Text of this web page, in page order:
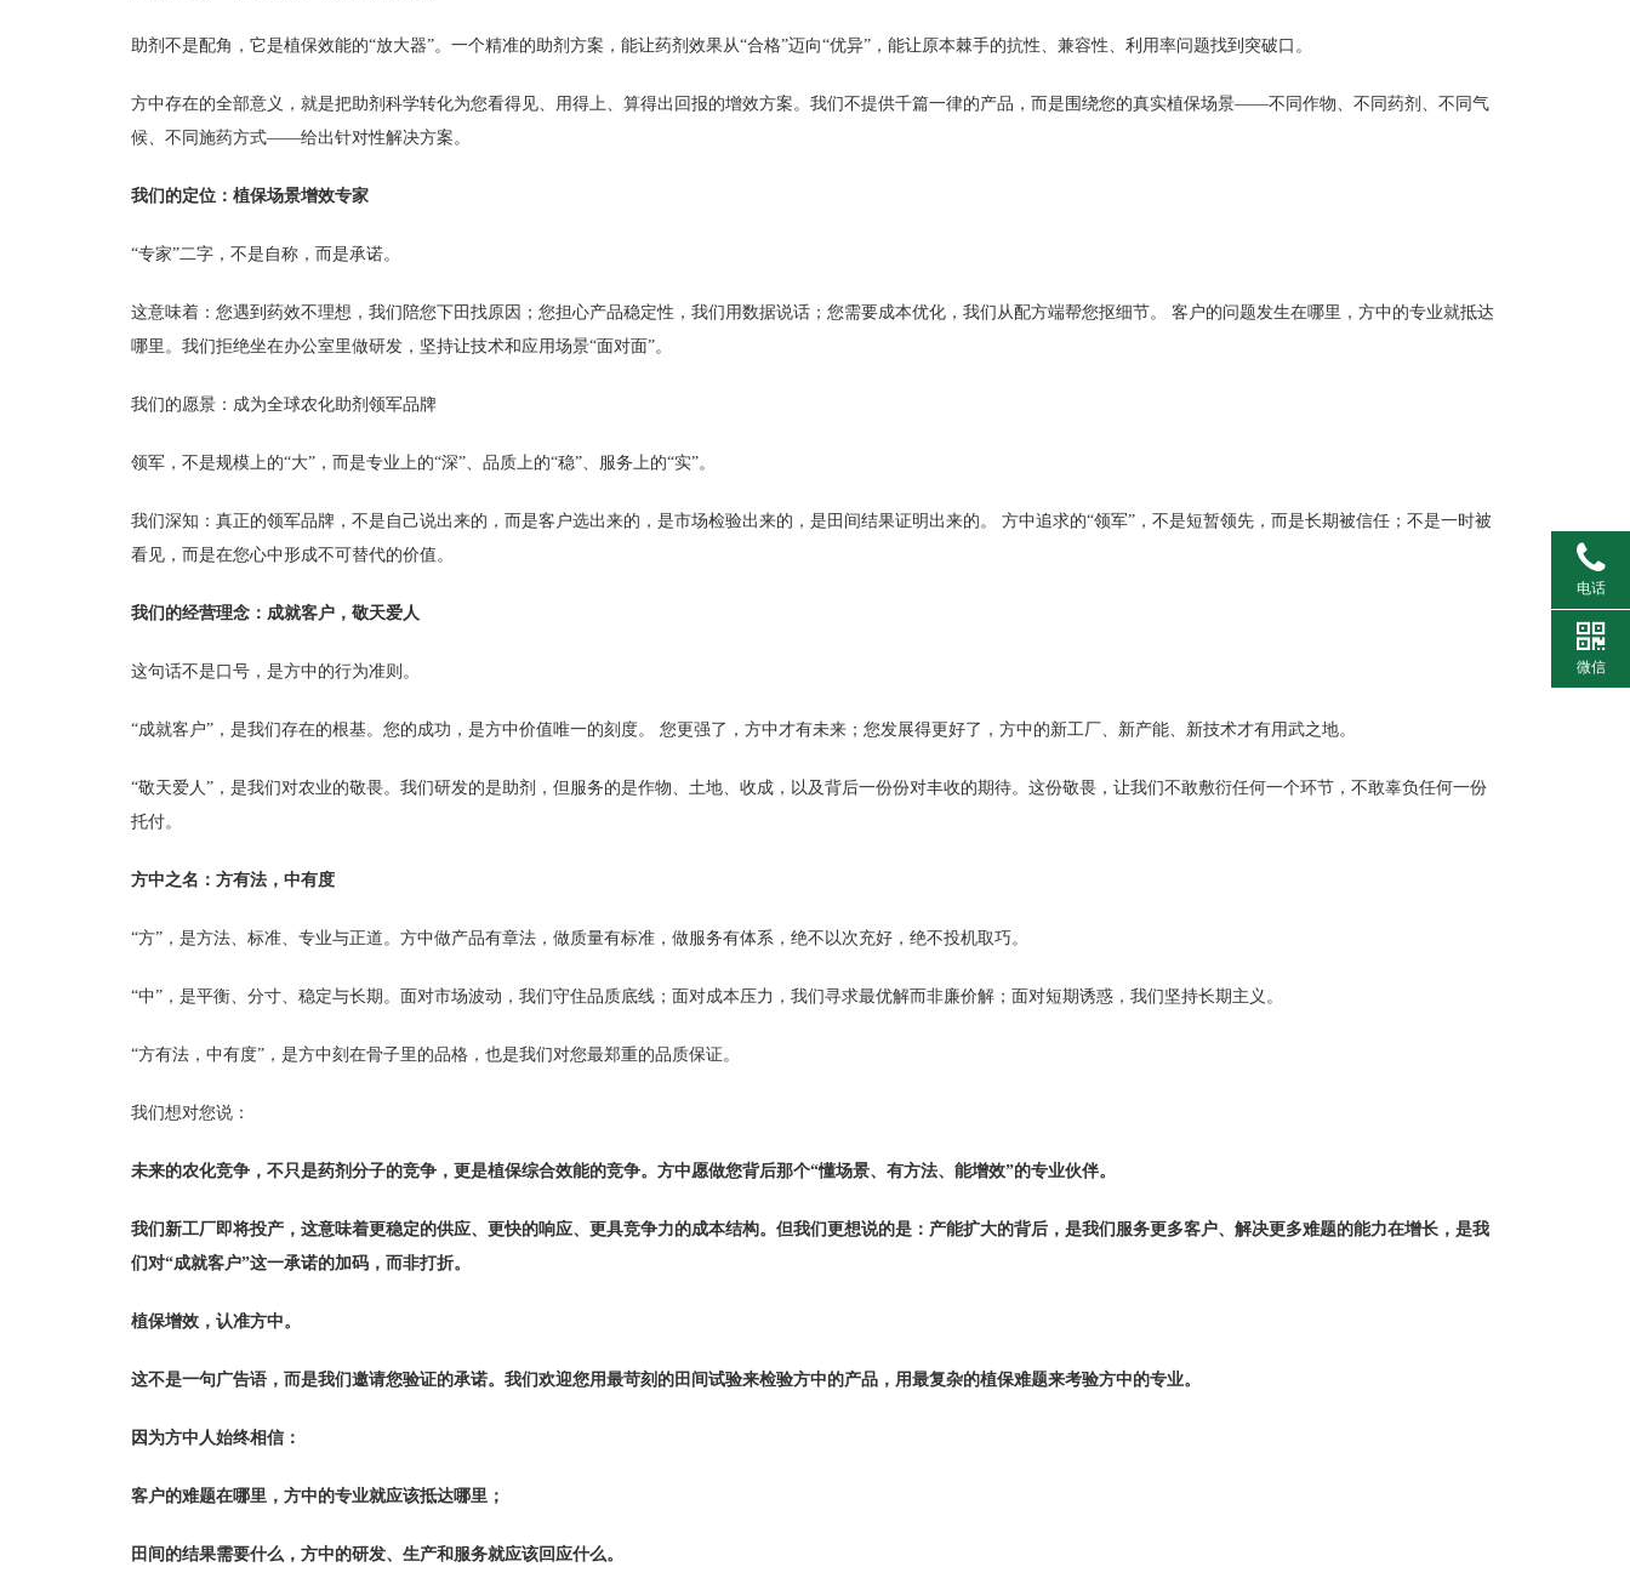
助剂不是配角，它是植保效能的“放大器”。一个精准的助剂方案，能让药剂效果从“合格”迈向“优异”，能让原本棘手的抗性、兼容性、利用率问题找到突破口。
方中存在的全部意义，就是把助剂科学转化为您看得见、用得上、算得出回报的增效方案。我们不提供千篇一律的产品，而是围绕您的真实植保场景——不同作物、不同药剂、不同气
候、不同施药方式——给出针对性解决方案。
我们的定位：植保场景增效专家
“专家”二字，不是自称，而是承诺。
这意味着：您遇到药效不理想，我们陪您下田找原因；您担心产品稳定性，我们用数据说话；您需要成本优化，我们从配方端帮您抠细节。 客户的问题发生在哪里，方中的专业就抵达
哪里。我们拒绝坐在办公室里做研发，坚持让技术和应用场景“面对面”。
我们的愿景：成为全球农化助剂领军品牌
领军，不是规模上的“大”，而是专业上的“深”、品质上的“稳”、服务上的“实”。
我们深知：真正的领军品牌，不是自己说出来的，而是客户选出来的，是市场检验出来的，是田间结果证明出来的。 方中追求的“领军”，不是短暂领先，而是长期被信任；不是一时被
看见，而是在您心中形成不可替代的价值。
我们的经营理念：成就客户，敬天爱人
这句话不是口号，是方中的行为准则。
“成就客户”，是我们存在的根基。您的成功，是方中价值唯一的刻度。 您更强了，方中才有未来；您发展得更好了，方中的新工厂、新产能、新技术才有用武之地。
“敬天爱人”，是我们对农业的敬畏。我们研发的是助剂，但服务的是作物、土地、收成，以及背后一份份对丰收的期待。这份敬畏，让我们不敢敷衍任何一个环节，不敢辜负任何一份
托付。
方中之名：方有法，中有度
“方”，是方法、标准、专业与正道。方中做产品有章法，做质量有标准，做服务有体系，绝不以次充好，绝不投机取巧。
“中”，是平衡、分寸、稳定与长期。面对市场波动，我们守住品质底线；面对成本压力，我们寻求最优解而非廉价解；面对短期诱惑，我们坚持长期主义。
“方有法，中有度”，是方中刻在骨子里的品格，也是我们对您最郑重的品质保证。
我们想对您说：
未来的农化竞争，不只是药剂分子的竞争，更是植保综合效能的竞争。方中愿做您背后那个“懂场景、有方法、能增效”的专业伙伴。
我们新工厂即将投产，这意味着更稳定的供应、更快的响应、更具竞争力的成本结构。但我们更想说的是：产能扩大的背后，是我们服务更多客户、解决更多难题的能力在增长，是我
们对“成就客户”这一承诺的加码，而非打折。
植保增效，认准方中。
这不是一句广告语，而是我们邀请您验证的承诺。我们欢迎您用最苛刻的田间试验来检验方中的产品，用最复杂的植保难题来考验方中的专业。
因为方中人始终相信：
客户的难题在哪里，方中的专业就应该抵达哪里；
田间的结果需要什么，方中的研发、生产和服务就应该回应什么。
电话
微信